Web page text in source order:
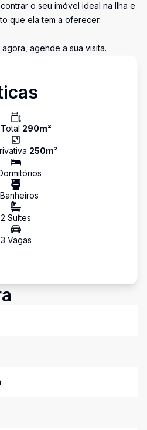
o seu imóvel ideal na Ilha e
que ela tem a oferecer.
agende a sua visita.
290m²
250m²
s
Banheiros
2 Suítes
3 Vagas